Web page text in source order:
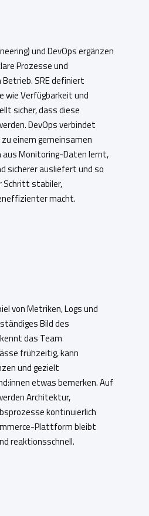
und DevOps ergänzen
Prozesse und
SRE definiert
wie Verfügbarkeit und
sicher, dass diese
DevOps verbindet
einem gemeinsamen
aus Monitoring-Daten lernt,
sicherer ausliefert und so
stabiler,
macht.
von Metriken, Logs und
Bild des
das Team
frühzeitig, kann
und gezielt
etwas bemerken. Auf
Architektur,
kontinuierlich
Plattform bleibt
reaktionsschnell.